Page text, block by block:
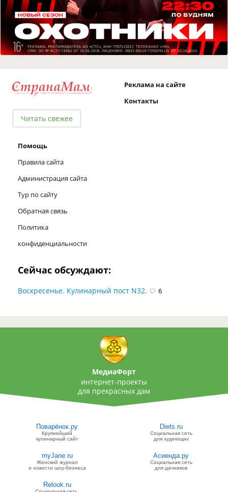
Читать свежее
Реклама на сайте
Контакты
Помощь
Правила сайта
Администрация сайта
Тур по сайту
Обратная связь
Политика
конфиденциальности
Сейчас обсуждают:
Воскресенье. Кулинарный пост N32. 6
МедиаФорт
интернет-проекты
для прекрасных дам
Поварёнок.ру
Крупнейший
кулинарный сайт
Diets.ru
Социальная сеть
для худеющих
myJane.ru
Женский журнал
и новости шоу-бизнеса
Асиенда.ру
Социальная сеть
для дачников
Relook.ru